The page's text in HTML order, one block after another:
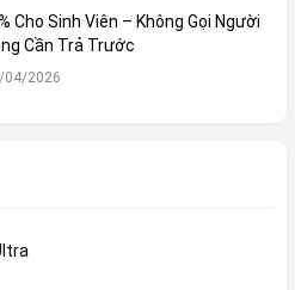
Cho Sinh Viên – Không Gọi Người
Cần Trả Trước
04/2026